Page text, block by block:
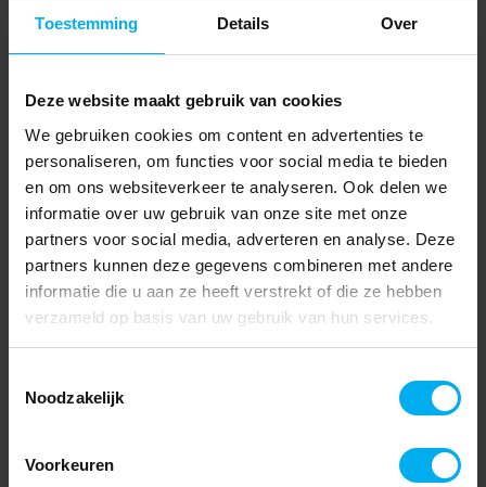
Toestemming Details Over
Deze website maakt gebruik van cookies
We gebruiken cookies om content en advertenties te
personaliseren, om functies voor social media te bieden
en om ons websiteverkeer te analyseren. Ook delen we
informatie over uw gebruik van onze site met onze
partners voor social media, adverteren en analyse. Deze
partners kunnen deze gegevens combineren met andere
informatie die u aan ze heeft verstrekt of die ze hebben
verzameld op basis van uw gebruik van hun services.
Noodzakelijk
Voorkeuren